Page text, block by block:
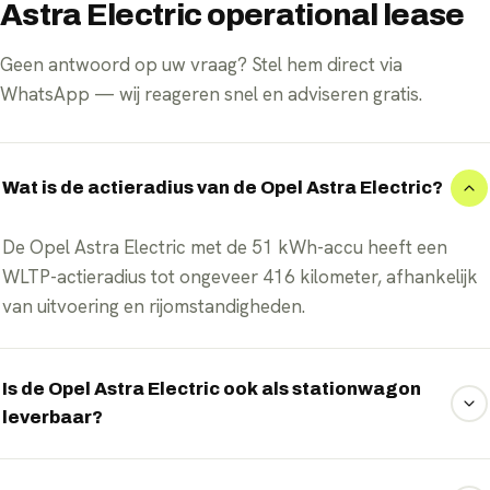
Astra Electric operational lease
Geen antwoord op uw vraag? Stel hem direct via
WhatsApp — wij reageren snel en adviseren gratis.
Wat is de actieradius van de Opel Astra Electric?
De Opel Astra Electric met de 51 kWh-accu heeft een
WLTP-actieradius tot ongeveer 416 kilometer, afhankelijk
van uitvoering en rijomstandigheden.
Is de Opel Astra Electric ook als stationwagon
leverbaar?